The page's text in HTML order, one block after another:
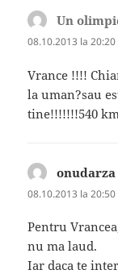
Un
08.10.2013 la 20:20
Vrance !!!!
la uman?sau
tine!!!!!!!540
onudarza
08.10.2013 la 20:50
Pentru
nu ma laud.
Iar daca te